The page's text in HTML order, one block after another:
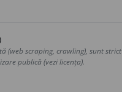
(web scraping, crawling), sunt strict
publică (vezi licența).